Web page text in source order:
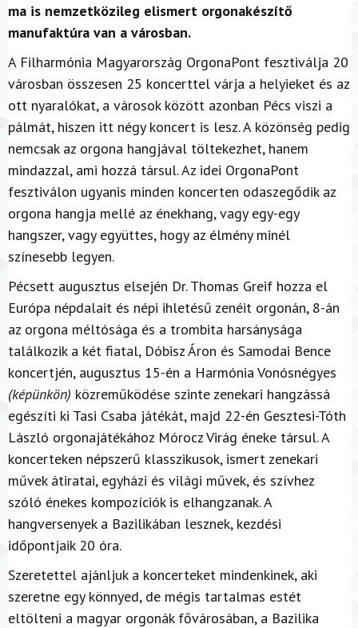
ma is nemzetközileg elismert orgonakészítő
manufaktúra van a városban.
A Filharmónia Magyarország OrgonaPont fesztiválja 20
városban összesen 25 koncerttel várja a helyieket és az
ott nyaralókat, a városok között azonban Pécs viszi a
pálmát, hiszen itt négy koncert is lesz. A közönség pedig
nemcsak az orgona hangjával töltekezhet, hanem
mindazzal, ami hozzá társul. Az idei OrgonaPont
fesztiválon ugyanis minden koncerten odaszegődik az
orgona hangja mellé az énekhang, vagy egy-egy
hangszer, vagy együttes, hogy az élmény minél
színesebb legyen.
Pécsett augusztus elsején Dr. Thomas Greif hozza el
Európa népdalait és népi ihletésű zenéit orgonán, 8-án
az orgona méltósága és a trombita harsánysága
találkozik a két fiatal, Dóbisz Áron és Samodai Bence
koncertjén, augusztus 15-én a Harmónia Vonósnégyes
(képünkön) közreműködése szinte zenekari hangzássá
egészíti ki Tasi Csaba játékát, majd 22-én Gesztesi-Tóth
László orgonajátékához Mórocz Virág éneke társul. A
koncerteken népszerű klasszikusok, ismert zenekari
művek átiratai, egyházi és világi művek, és szívhez
szóló énekes kompozíciók is elhangzanak. A
hangversenyek a Bazilikában lesznek, kezdési
időpontjaik 20 óra.
Szeretettel ajánljuk a koncerteket mindenkinek, aki
szeretne egy könnyed, de mégis tartalmas estét
eltölteni a magyar orgonák fővárosában, a Bazilika